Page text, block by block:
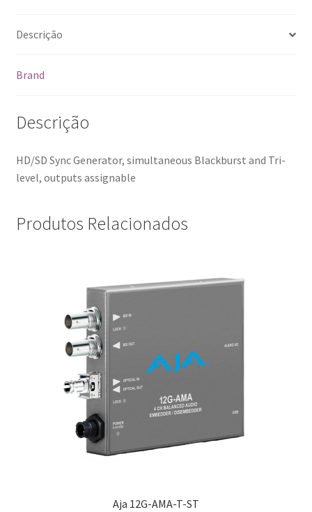
Descrição
Brand
Descrição
HD/SD Sync Generator, simultaneous Blackburst and Tri-
level, outputs assignable
Produtos Relacionados
Aja 12G-AMA-T-ST